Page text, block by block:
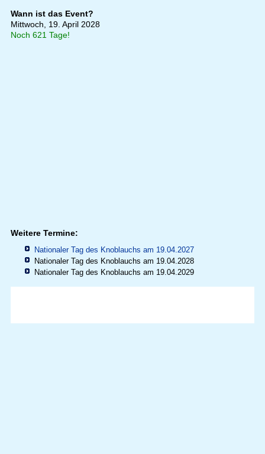
Wann ist das Event?
Mittwoch, 19. April 2028
Noch 621 Tage!
Weitere Termine:
Nationaler Tag des Knoblauchs am 19.04.2027
Nationaler Tag des Knoblauchs am 19.04.2028
Nationaler Tag des Knoblauchs am 19.04.2029